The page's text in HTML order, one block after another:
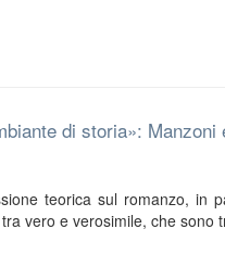
di storia»:
teorica sul romanzo, in
vero e verosimile, che sono